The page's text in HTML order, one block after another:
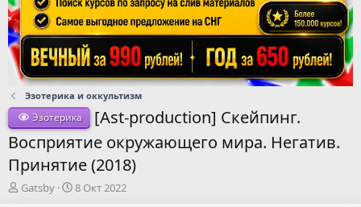
Эзотерика и оккультизм
Эзотерика
[Аst-production] Скейпинг.
Восприятие окружающего мира. Негатив.
Принятие (2018)
А
Gatsby
Д
8 Окт 2022